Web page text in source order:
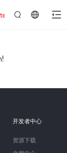
开发者中心
资源下载